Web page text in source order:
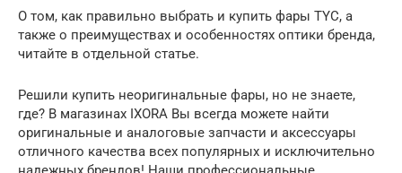
О том, как правильно выбрать и купить фары TYC, а
также о преимуществах и особенностях оптики бренда,
читайте в отдельной статье.
Решили купить неоригинальные фары, но не знаете,
где? В магазинах IXORA Вы всегда можете найти
оригинальные и аналоговые запчасти и аксессуары
отличного качества всех популярных и исключительно